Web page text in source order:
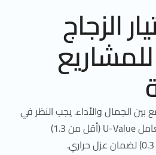
الزجاج
بين الجمال والأداء. يجب النظر في
خصائصه الحرارية. مثل معامل U-Value (أقل من 1.3)